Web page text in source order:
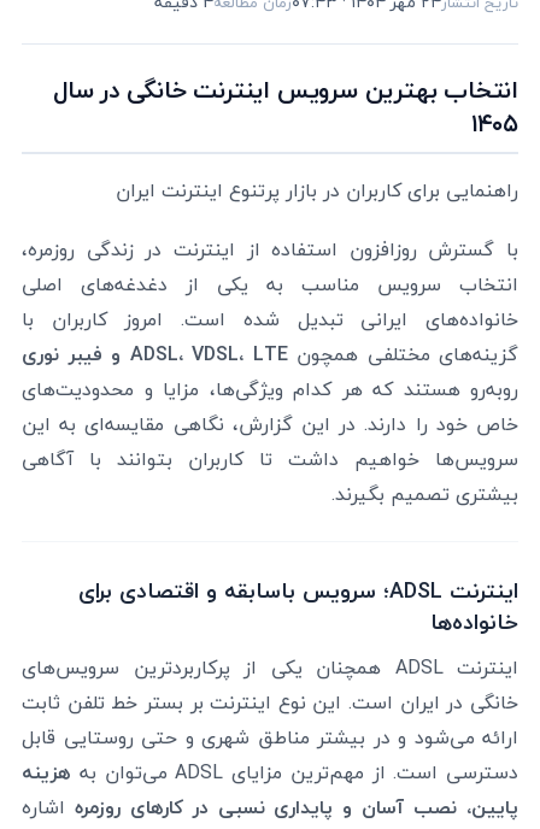
انتخاب بهترین سرویس اینترنت خانگی در سال
۱۴۰۵
راهنمایی برای کاربران در بازار پرتنوع اینترنت ایران
با گسترش روزافزون استفاده از اینترنت در زندگی روزمره،
انتخاب سرویس مناسب به یکی از دغدغه‌های اصلی
خانواده‌های ایرانی تبدیل شده است. امروز کاربران با
گزینه‌های مختلفی همچونADSL، VDSL، LTE و فیبر نوری
روبه‌رو هستند که هر کدام ویژگی‌ها، مزایا و محدودیت‌های
خاص خود را دارند. در این گزارش، نگاهی مقایسه‌ای به این
سرویس‌ها خواهیم داشت تا کاربران بتوانند با آگاهی
بیشتری تصمیم بگیرند.
اینترنت ADSL؛ سرویس باسابقه و اقتصادی برای
خانواده‌ها
اینترنت ADSL همچنان یکی از پرکاربردترین سرویس‌های
خانگی در ایران است. این نوع اینترنت بر بستر خط تلفن ثابت
ارائه می‌شود و در بیشتر مناطق شهری و حتی روستایی قابل
دسترسی است. از مهم‌ترین مزایای ADSL می‌توان به
هزینه
پایین، نصب آسان و پایداری نسبی در کارهای روزمره اشاره